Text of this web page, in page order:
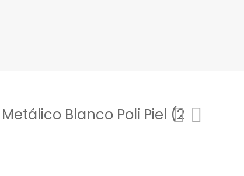
Blanco Poli Piel (2